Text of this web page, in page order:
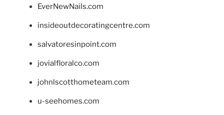
EverNewNails.com
insideoutdecoratingcentre.com
salvatoresinpoint.com
jovialfloralco.com
johnlscotthometeam.com
u-seehomes.com